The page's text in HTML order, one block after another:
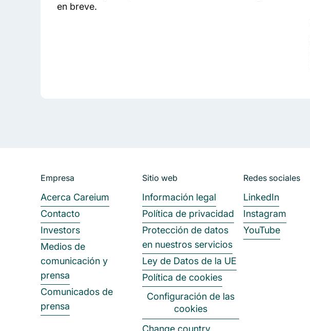
en breve.
Empresa
Acerca Careium
Contacto
Investors
Medios de
comunicación y
prensa
Comunicados de
prensa
Sitio web
Información legal
Política de privacidad
Protección de datos
en nuestros servicios
Ley de Datos de la UE
Política de cookies
Configuración de las
cookies
Change country
Redes sociales
LinkedIn
Instagram
YouTube